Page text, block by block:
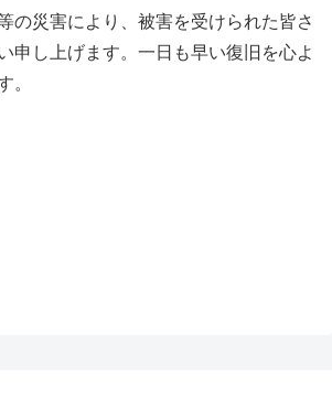
の災害により、被害を受けられた皆さ
申し上げます。一日も早い復旧を心よ
。